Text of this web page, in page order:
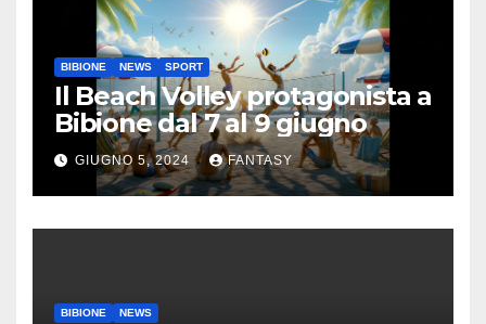
BIBIONE NEWS SPORT
Il Beach Volley protagonista a
Bibione dal 7 al 9 giugno
GIUGNO 5, 2024 FANTASY
BIBIONE NEWS